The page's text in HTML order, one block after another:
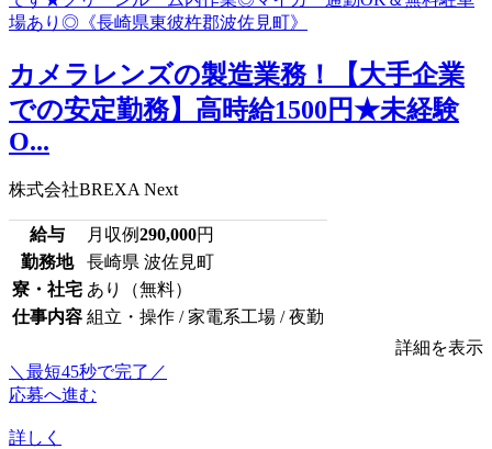
カメラレンズの製造業務！【大手企業
での安定勤務】高時給1500円★未経験
O...
株式会社BREXA Next
給与 月収例290,000円
勤務地
長崎県 波佐見町
寮・社宅 あり（無料）
仕事内容 組立・操作 / 家電系工場 / 夜勤
詳細を表示
＼最短45秒で完了／
応募へ進む
詳しく